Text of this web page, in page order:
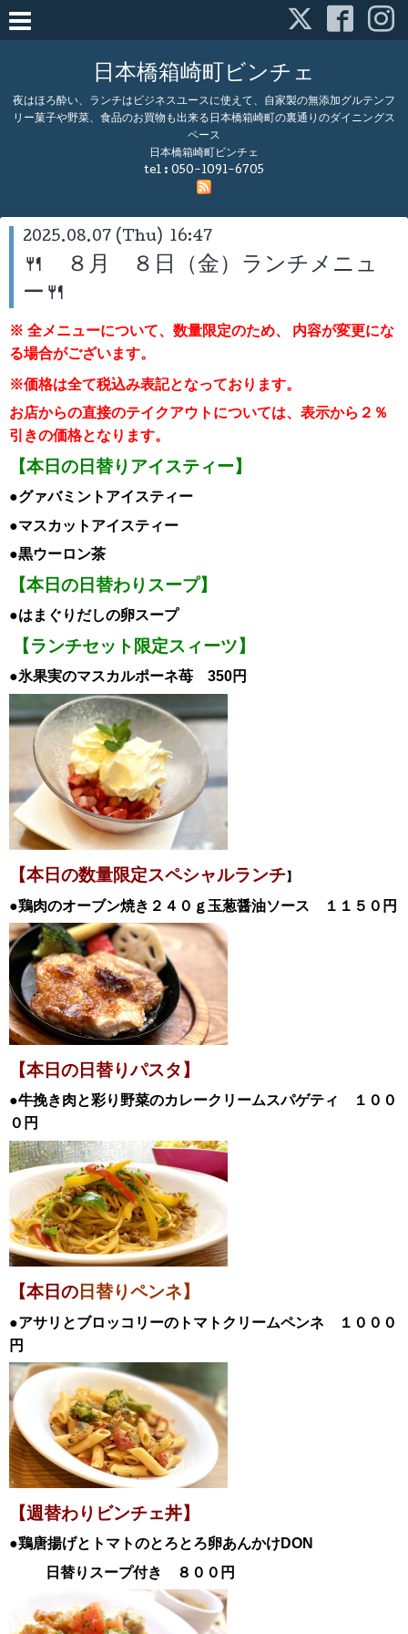
日本橋箱崎町ビンチェ
夜はほろ酔い、ランチはビジネスユースに使えて、自家製の無添加グルテンフ
リー菓子や野菜、食品のお買物も出来る日本橋箱崎町の裏通りのダイニングス
ペース
日本橋箱崎町ビンチェ
tel : 050-1091-6705
2025.08.07 (Thu) 16:47
🍴 ８月 ８日（金）ランチメニュ
ー🍴
※ 全メニューについて、数量限定のため、
内容が変更にな
る場合がございます。
※価格は全て税込み表記となっております。
お店からの直接のテイクアウトについては、表示から２％
引きの価格となります。
【本日の日替りアイスティー】
●グァバミント アイスティー
●マスカット アイスティー
●黒ウーロン茶
【本日の日替わりスープ】
●はまぐりだしの卵スープ
【ランチセット限定スィーツ】
●氷果実のマスカルポーネ苺 350円
【本日の数量限定スペシャルランチ】
●鶏肉のオーブン焼き２４０ｇ玉葱醤油ソース １１５０ 円
【本日の日替りパスタ】
●牛挽き肉と彩り野菜のカレークリームスパゲティ
１００
０ 円
【本日の 日替りペンネ】
●アサリとブロッコリーのトマトクリームペンネ １０００
円
【週替わりビンチェ丼】
●鶏唐揚げとトマトのとろとろ卵あんかけDON
日替りスープ付き ８００円